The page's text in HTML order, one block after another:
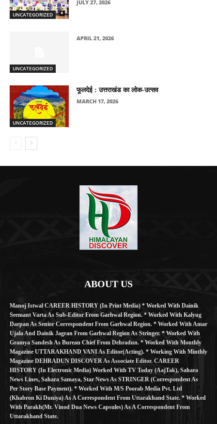
UNCATEGORIZED
JULY 27, 2026
UNCATEGORIZED
APRIL 21, 2026
UNCATEGORIZED
फूलदेई : उत्तराखंड का लोक-उत्सव
MARCH 17, 2026
ABOUT US
Manoj Istwal CAREER HISTORY (in Print Media) * Worked With Dainik
Seemant Varta As Sub-Editor From Garhwal Region. * Worked With Kalyug
Darpan As Senior Correspondent From Garhwal Region. * Worked With Amar
Ujala And Dainik Jagran From Garhwal Region As Stringer. * Worked With
Gramya Sandesh As Bureau Chief From Dehradun. * Worked With Monthly
Magazine UTTARAKHAND VANI As Editor(Acting). * Working With Minthly
Magazine DEHRADUN DISCOVER As Associate Editor. CAREER
HISTORY (in Electronic Media) Worked With TV Today (AajTak), Sahara
News Lines, Sahara Samaya, Star News As STRINGER (Correspondent As
Per Story Base Payment). * Worked With M/S Poorab Media Pvt. Ltd
(Khabron Ki Duniya) As A Correspondent From Uttarakhand State. * Worked
With Parakh(Mr. Vinod Dua News Capsules) As A Correspondent From
Uttarakhand State.